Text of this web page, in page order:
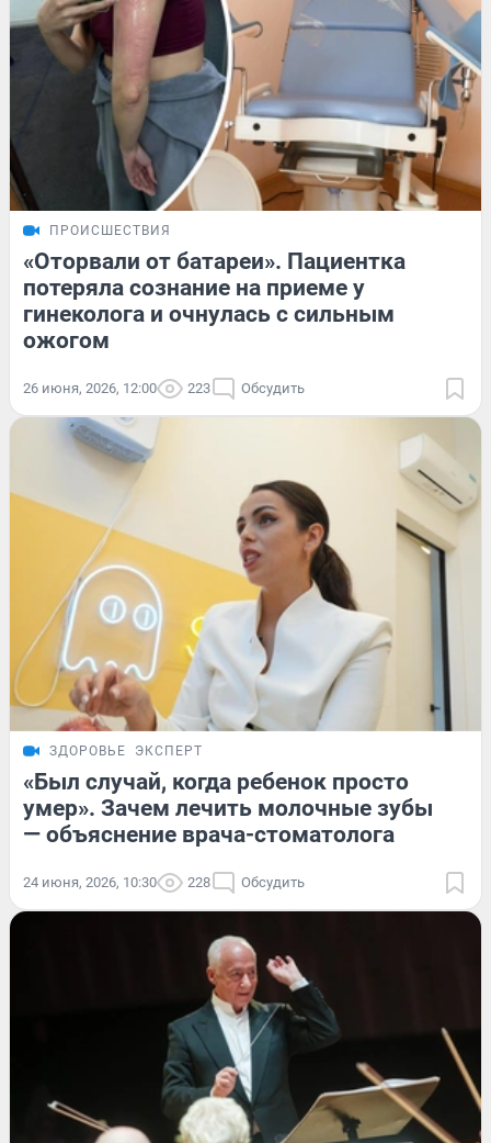
ПРОИСШЕСТВИЯ
«Оторвали от батареи». Пациентка
потеряла сознание на приеме у
гинеколога и очнулась с сильным
ожогом
26 июня, 2026, 12:00 223 Обсудить
ЗДОРОВЬЕ ЭКСПЕРТ
«Был случай, когда ребенок просто
умер». Зачем лечить молочные зубы
— объяснение врача-стоматолога
24 июня, 2026, 10:30 228 Обсудить